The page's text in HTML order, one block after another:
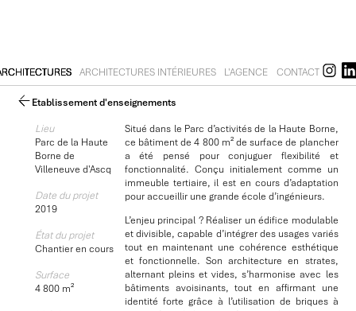
ARCHITECTURES INTÉRIEURES L'AGENCE CONTACT
Etablissement d'enseignements
Lieu
Parc de la Haute
Borne de
Villeneuve d'Ascq
Date du projet
2019
État du projet
Chantier en cours
Surface
4 800 m²
Situé dans le Parc d’activités de la Haute Borne,
ce bâtiment de 4 800 m² de surface de plancher
a été pensé pour conjuguer flexibilité et
fonctionnalité. Conçu initialement comme un
immeuble tertiaire, il est en cours d’adaptation
pour accueillir une grande école d’ingénieurs.
L’enjeu principal ? Réaliser un édifice modulable
et divisible, capable d’intégrer des usages variés
tout en maintenant une cohérence esthétique
et fonctionnelle. Son architecture en strates,
alternant pleins et vides, s’harmonise avec les
bâtiments avoisinants, tout en affirmant une
identité forte grâce à l’utilisation de briques à